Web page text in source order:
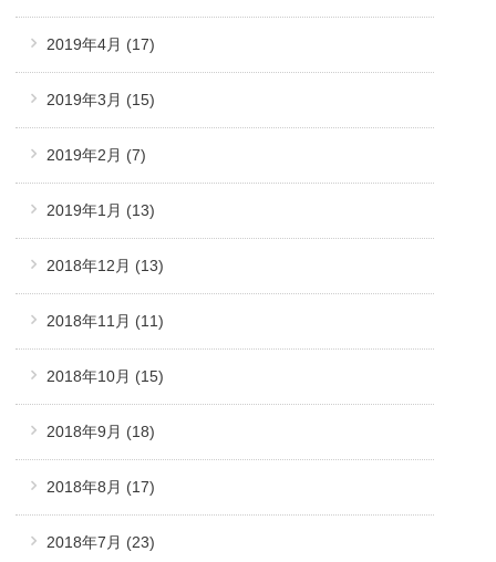
2019年4月 (17)
2019年3月 (15)
2019年2月 (7)
2019年1月 (13)
2018年12月 (13)
2018年11月 (11)
2018年10月 (15)
2018年9月 (18)
2018年8月 (17)
2018年7月 (23)